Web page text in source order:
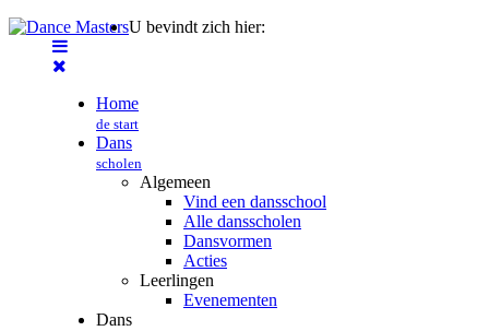
Home
de start
Dans
scholen
Algemeen
Vind een dansschool
Alle dansscholen
Dansvormen
Acties
Leerlingen
Evenementen
Dans
U bevindt zich hier: